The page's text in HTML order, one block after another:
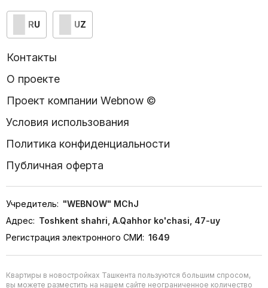
RU UZ
Контакты
О проекте
Проект компании Webnow ©
Условия использования
Политика конфиденциальности
Публичная оферта
Учредитель: "WEBNOW" MChJ
Адрес: Toshkent shahri, A.Qahhor ko'chasi, 47-uy
Регистрация электронного СМИ: 1649
Квартиры в новостройках Ташкента пользуются большим спросом,
вы можете разместить на нашем сайте неограниченное количество